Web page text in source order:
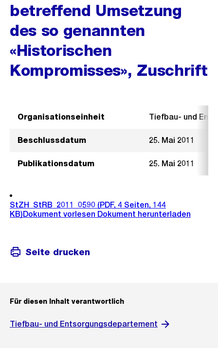
betreffend Umsetzung
des so genannten
«Historischen
Kompromisses», Zuschrift
Organisationseinheit Tiefbau- und
Beschlussdatum 25. Mai 2011
Publikationsdatum 25. Mai 2011
StZH_StRB_2011_0590 (PDF, 4 Seiten, 144
KB)Dokument vorlesen Dokument herunterladen
Seite drucken
Für diesen Inhalt verantwortlich
Tiefbau- und Entsorgungsdepartement